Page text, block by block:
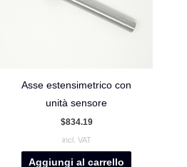
Asse estensimetrico con
unità sensore
$834.19
incl. VAT
Aggiungi al carrello